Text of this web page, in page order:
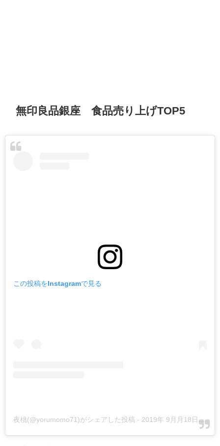
無印良品銀座 食品売り上げTOP5
この投稿をInstagramで見る
夜桃(@yorumomo71)がシェアした投稿 - 2019年 9月月18日午後5時08分PDT